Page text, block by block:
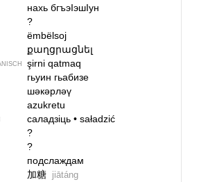
нахь бгъэIэшIун
?
ëmbëlsoj
քաղցրացնել
şirni qatmaq
гьуин гьабизе
шәкәрләү
azukretu
саладзіць • saładzić
?
?
подслаждам
加糖 jiātáng